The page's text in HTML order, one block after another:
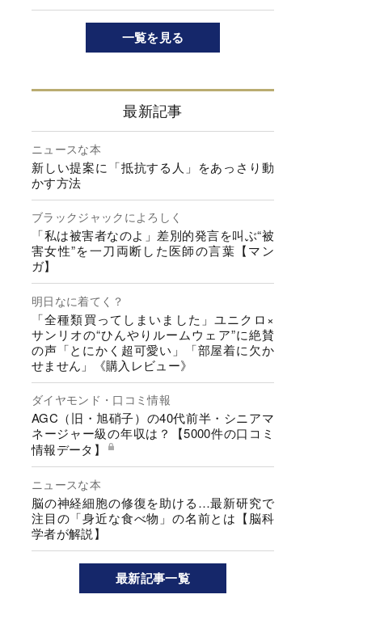
一覧を見る
最新記事
ニュースな本
新しい提案に「抵抗する人」をあっさり動
かす方法
ブラックジャックによろしく
「私は被害者なのよ」差別的発言を叫ぶ“被
害女性”を一刀両断した医師の言葉【マン
ガ】
明日なに着てく？
「全種類買ってしまいました」ユニクロ×
サンリオの“ひんやりルームウェア”に絶賛
の声「とにかく超可愛い」「部屋着に欠か
せません」《購入レビュー》
ダイヤモンド・口コミ情報
AGC（旧・旭硝子）の40代前半・シニアマ
ネージャー級の年収は？【5000件の口コミ
情報データ】
ニュースな本
脳の神経細胞の修復を助ける…最新研究で
注目の「身近な食べ物」の名前とは【脳科
学者が解説】
最新記事一覧